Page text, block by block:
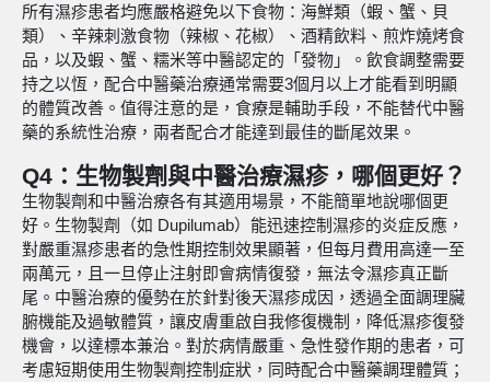
所有濕疹患者均應嚴格避免以下食物：海鮮類（蝦、蟹、貝
類）、辛辣刺激食物（辣椒、花椒）、酒精飲料、煎炸燒烤食
品，以及蝦、蟹、糯米等中醫認定的「發物」。飲食調整需要
持之以恆，配合中醫藥治療通常需要3個月以上才能看到明顯
的體質改善。值得注意的是，食療是輔助手段，不能替代中醫
藥的系統性治療，兩者配合才能達到最佳的斷尾效果。
Q4：生物製劑與中醫治療濕疹，哪個更好？
生物製劑和中醫治療各有其適用場景，不能簡單地說哪個更
好。生物製劑（如 Dupilumab）能迅速控制濕疹的炎症反應，
對嚴重濕疹患者的急性期控制效果顯著，但每月費用高達一至
兩萬元，且一旦停止注射即會病情復發，無法令濕疹真正斷
尾。中醫治療的優勢在於針對後天濕疹成因，透過全面調理臟
腑機能及過敏體質，讓皮膚重啟自我修復機制，降低濕疹復發
機會，以達標本兼治。對於病情嚴重、急性發作期的患者，可
考慮短期使用生物製劑控制症狀，同時配合中醫藥調理體質；